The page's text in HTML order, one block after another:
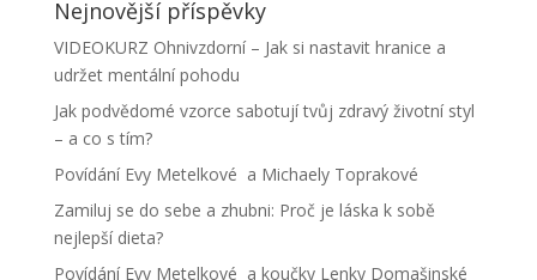
Nejnovější příspěvky
VIDEOKURZ Ohnivzdorní – Jak si nastavit hranice a
udržet mentální pohodu
Jak podvědomé vzorce sabotují tvůj zdravý životní styl
– a co s tím?
Povídání Evy Metelkové a Michaely Toprakové
Zamiluj se do sebe a zhubni: Proč je láska k sobě
nejlepší dieta?
Povídání Evy Metelkové a koučky Lenky Domašinské